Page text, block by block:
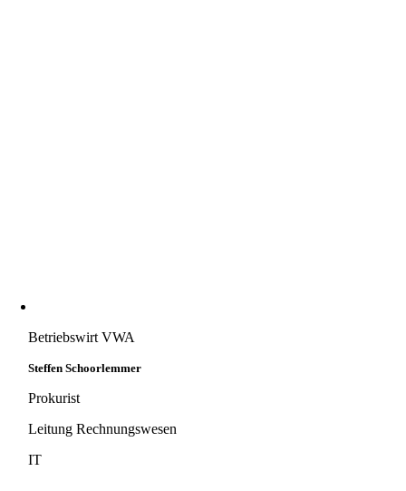
Betriebswirt VWA
Steffen Schoorlemmer
Prokurist
Leitung Rechnungswesen
IT